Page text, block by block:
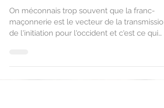
On méconnais trop souvent que la franc-
maçonnerie est le vecteur de la transmission
de l'initiation pour l'occident et c'est ce qui